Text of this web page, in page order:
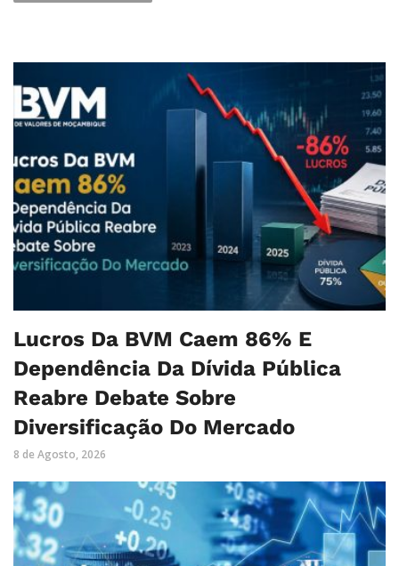
Lucros Da BVM Caem 86% E
Dependência Da Dívida Pública
Reabre Debate Sobre
Diversificação Do Mercado
8 de Agosto, 2026